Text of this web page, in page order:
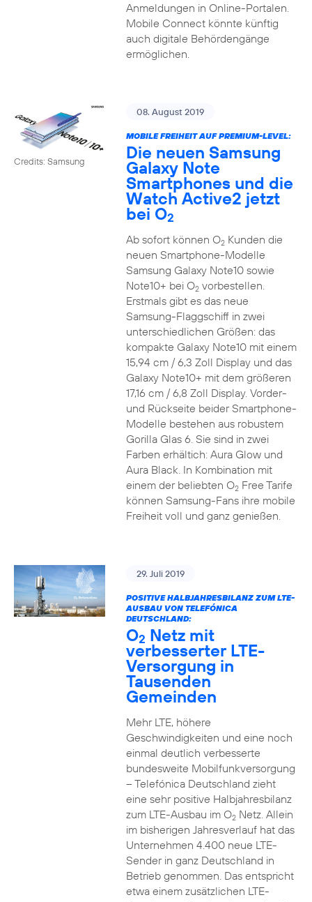
Anmeldungen in Online-Portalen.
Mobile Connect könnte künftig
auch digitale Behördengänge
ermöglichen.
Credits: Samsung
08. August 2019
MOBILE FREIHEIT AUF PREMIUM-LEVEL:
Die neuen Samsung
Galaxy Note
Smartphones und die
Watch Active2 jetzt
bei O2
Ab sofort können O2Kunden die
neuen Smartphone-Modelle
Samsung Galaxy Note10 sowie
Note10+ bei O2vorbestellen.
Erstmals gibt es das neue
Samsung-Flaggschiff in zwei
unterschiedlichen Größen: das
kompakte Galaxy Note10 mit einem
15,94 cm / 6,3 Zoll Display und das
Galaxy Note10+ mit dem größeren
17,16 cm / 6,8 Zoll Display. Vorder-
und Rückseite beider Smartphone-
Modelle bestehen aus robustem
Gorilla Glas 6. Sie sind in zwei
Farben erhältich: Aura Glow und
Aura Black. In Kombination mit
einem der beliebten O2Free Tarife
können Samsung-Fans ihre mobile
Freiheit voll und ganz genießen.
29. Juli 2019
POSITIVE HALBJAHRESBILANZ ZUM LTE-
AUSBAU VON TELEFÓNICA
DEUTSCHLAND:
O2 Netz mit
verbesserter LTE-
Versorgung in
Tausenden
Gemeinden
Mehr LTE, höhere
Geschwindigkeiten und eine noch
einmal deutlich verbesserte
bundesweite Mobilfunkversorgung
– Telefónica Deutschland zieht
eine sehr positive Halbjahresbilanz
zum LTE-Ausbau im O2Netz. Allein
im bisherigen Jahresverlauf hat das
Unternehmen 4.400 neue LTE-
Sender in ganz Deutschland in
Betrieb genommen. Das entspricht
etwa einem zusätzlichen LTE-